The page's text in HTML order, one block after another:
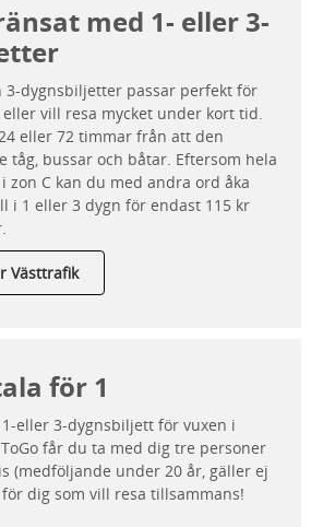
med 1- eller 3-
3-dygnsbiljetter passar perfekt för
vill resa mycket under kort tid.
eller 72 timmar från att den
tåg, bussar och båtar. Eftersom hela
zon C kan du med andra ord åka
i 1 eller 3 dygn för endast 115 kr
Västtrafik
för 1
eller 3-dygnsbiljett för vuxen i
får du ta med dig tre personer
(medföljande under 20 år, gäller ej
för dig som vill resa tillsammans!